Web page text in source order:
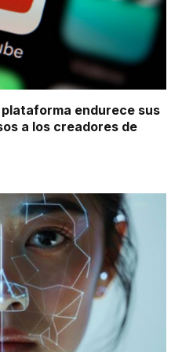
endurece sus
a los creadores de